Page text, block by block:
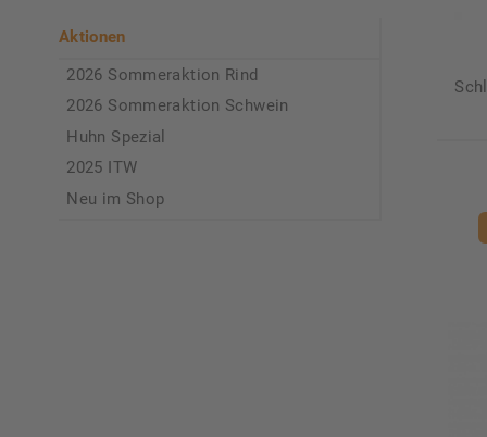
Aktionen
2026 Sommeraktion Rind
2026 Sommeraktion Schwein
Huhn Spezial
2025 ITW
Neu im Shop